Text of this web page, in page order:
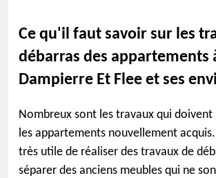
Ce qu'il faut savoir sur les
débarras des appartements
Dampierre Et Flee et ses
Nombreux sont les travaux qui
les appartements nouvellement
très utile de réaliser des travaux de
séparer des anciens meubles qui ne